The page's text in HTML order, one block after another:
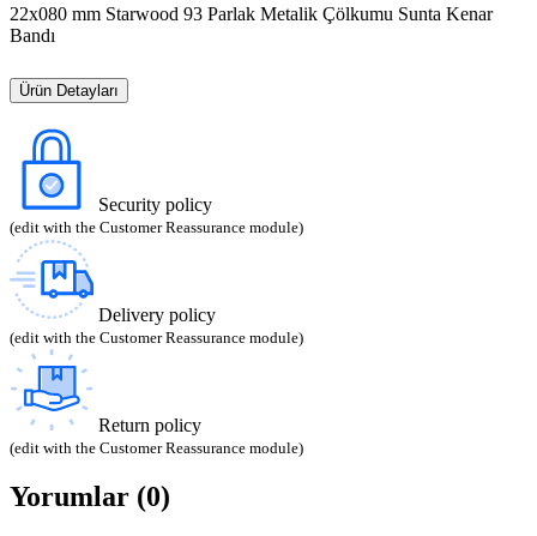
22x080 mm Starwood 93 Parlak Metalik Çölkumu Sunta Kenar
Bandı
Ürün Detayları
Security policy
(edit with the Customer Reassurance module)
Delivery policy
(edit with the Customer Reassurance module)
Return policy
(edit with the Customer Reassurance module)
Yorumlar (0)